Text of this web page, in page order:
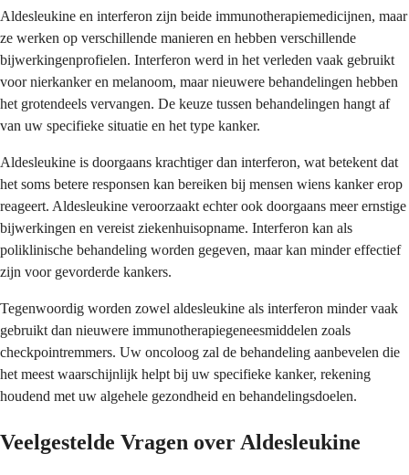
Aldesleukine en interferon zijn beide immunotherapiemedicijnen, maar
ze werken op verschillende manieren en hebben verschillende
bijwerkingenprofielen. Interferon werd in het verleden vaak gebruikt
voor nierkanker en melanoom, maar nieuwere behandelingen hebben
het grotendeels vervangen. De keuze tussen behandelingen hangt af
van uw specifieke situatie en het type kanker.
Aldesleukine is doorgaans krachtiger dan interferon, wat betekent dat
het soms betere responsen kan bereiken bij mensen wiens kanker erop
reageert. Aldesleukine veroorzaakt echter ook doorgaans meer ernstige
bijwerkingen en vereist ziekenhuisopname. Interferon kan als
poliklinische behandeling worden gegeven, maar kan minder effectief
zijn voor gevorderde kankers.
Tegenwoordig worden zowel aldesleukine als interferon minder vaak
gebruikt dan nieuwere immunotherapiegeneesmiddelen zoals
checkpointremmers. Uw oncoloog zal de behandeling aanbevelen die
het meest waarschijnlijk helpt bij uw specifieke kanker, rekening
houdend met uw algehele gezondheid en behandelingsdoelen.
Veelgestelde Vragen over Aldesleukine